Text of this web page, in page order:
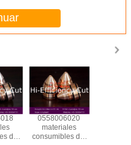
del
0558006020
materiales
consumibles del